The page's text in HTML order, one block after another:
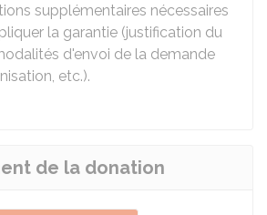
supplémentaires nécessaires
la garantie (justification du
d'envoi de la demande
etc.).
de la donation